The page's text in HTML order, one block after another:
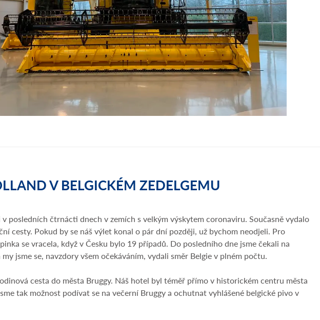
V BELGICKÉM ZEDELGEMU
posledních čtrnácti dnech v zemích s velkým výskytem coronaviru. Současně vydalo
cesty. Pokud by se náš výlet konal o pár dní později, už bychom neodjeli. Pro
se vracela, když v Česku bylo 19 případů. Do posledního dne jsme čekali na
jsme se, navzdory všem očekáváním, vydali směr Belgie v plném počtu.
cesta do města Bruggy. Náš hotel byl téměř přímo v historickém centru města
tak možnost podívat se na večerní Bruggy a ochutnat vyhlášené belgické pivo v